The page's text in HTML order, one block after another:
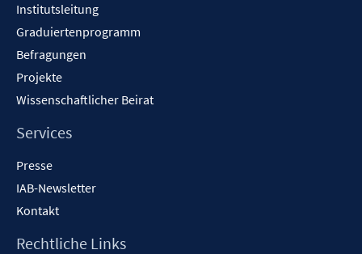
Institutsleitung
Graduiertenprogramm
Befragungen
Projekte
Wissenschaftlicher Beirat
Services
Presse
IAB-Newsletter
Kontakt
Rechtliche Links